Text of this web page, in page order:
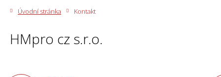
Úvodní stránka Kontakt
HMpro cz s.r.o.